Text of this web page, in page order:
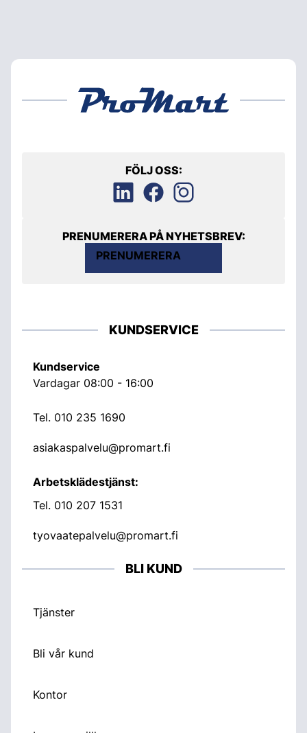
FÖLJ OSS:
PRENUMERERA PÅ NYHETSBREV:
PRENUMERERA
KUNDSERVICE
Kundservice
Vardagar 08:00 - 16:00
Tel. 010 235 1690
asiakaspalvelu@promart.fi
Arbetsklädestjänst:
Tel. 010 207 1531
tyovaatepalvelu@promart.fi
BLI KUND
Tjänster
Bli vår kund
Kontor